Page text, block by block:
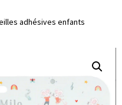
adhésives enfants